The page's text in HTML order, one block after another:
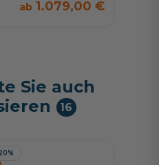
1.079,00 €
Sie auch
16